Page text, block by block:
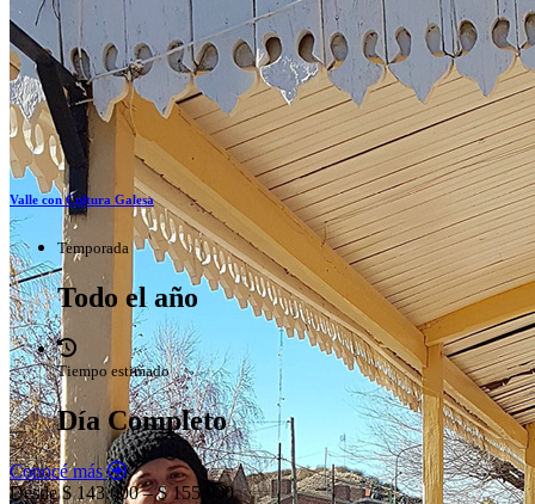
Valle con Cultura Galesa
Temporada
Todo el año
Tiempo estimado
Día Completo
Conocé más
Desde $ 143.000 – $ 155.000